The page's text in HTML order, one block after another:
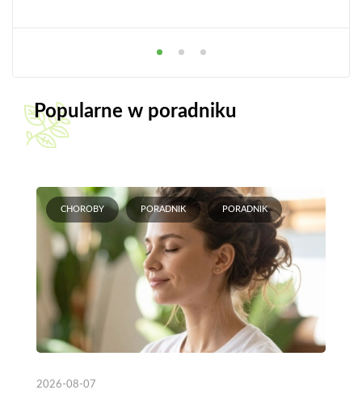
Popularne w poradniku
CHOROBY PORADNIK PORADNIK
2026-08-07